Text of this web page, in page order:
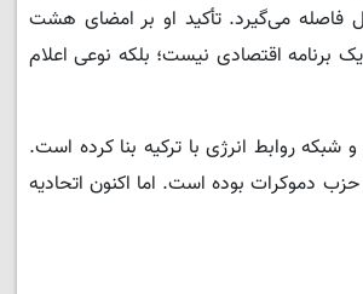
فاصله می‌گیرد. تأکید او بر امضای هشت
برنامه اقتصادی نیست؛ بلکه نوعی اعلام
روابط انرژی با ترکیه بنا کرده است.
دموکرات بوده است. اما اکنون اتحادیه